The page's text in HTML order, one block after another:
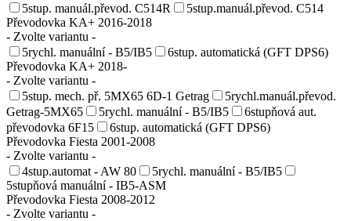
5stup. manuál.převod. C514R
5stup.manuál.převod. C514
Převodovka KA+ 2016-2018
- Zvolte variantu -
5rychl. manuální - B5/IB5
6stup. automatická (GFT DPS6)
Převodovka KA+ 2018-
- Zvolte variantu -
5stup. mech. př. 5MX65 6D-1 Getrag
5rychl.manuál.převod.
Getrag-5MX65
5rychl. manuální - B5/IB5
6stupňová aut.
převodovka 6F15
6stup. automatická (GFT DPS6)
Převodovka Fiesta 2001-2008
- Zvolte variantu -
4stup.automat - AW 80
5rychl. manuální - B5/IB5
5stupňová manuální - IB5-ASM
Převodovka Fiesta 2008-2012
- Zvolte variantu -